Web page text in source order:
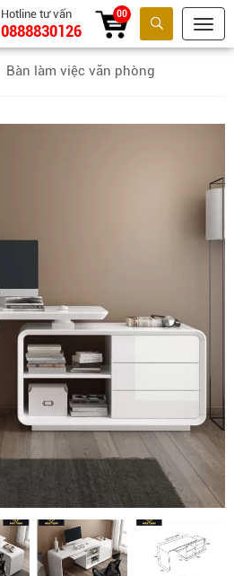
Tìm kiếm
Hotline tư vấn
0888830126
00
Bàn làm việc văn phòng